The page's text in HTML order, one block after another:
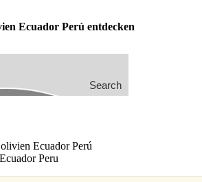
Ecuador Perú entdecken
Search